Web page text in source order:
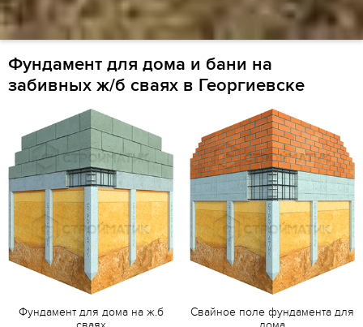
Фундамент для дома и бани на
забивных ж/б сваях в Георгиевске
Фундамент для дома на ж.б
Свайное поле фундамента для